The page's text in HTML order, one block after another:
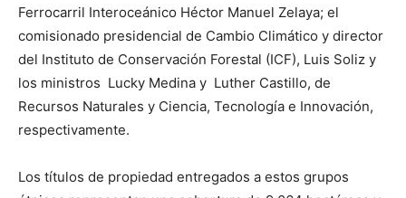
Ferrocarril Interoceánico Héctor Manuel Zelaya; el
comisionado presidencial de Cambio Climático y director
del Instituto de Conservación Forestal (ICF), Luis Soliz y
los ministros Lucky Medina y Luther Castillo, de
Recursos Naturales y Ciencia, Tecnología e Innovación,
respectivamente.
Los títulos de propiedad entregados a estos grupos